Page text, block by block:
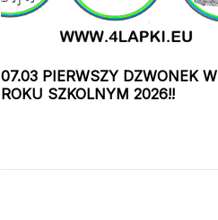
07.03 PIERWSZY DZWONEK W
ROKU SZKOLNYM 2026!!